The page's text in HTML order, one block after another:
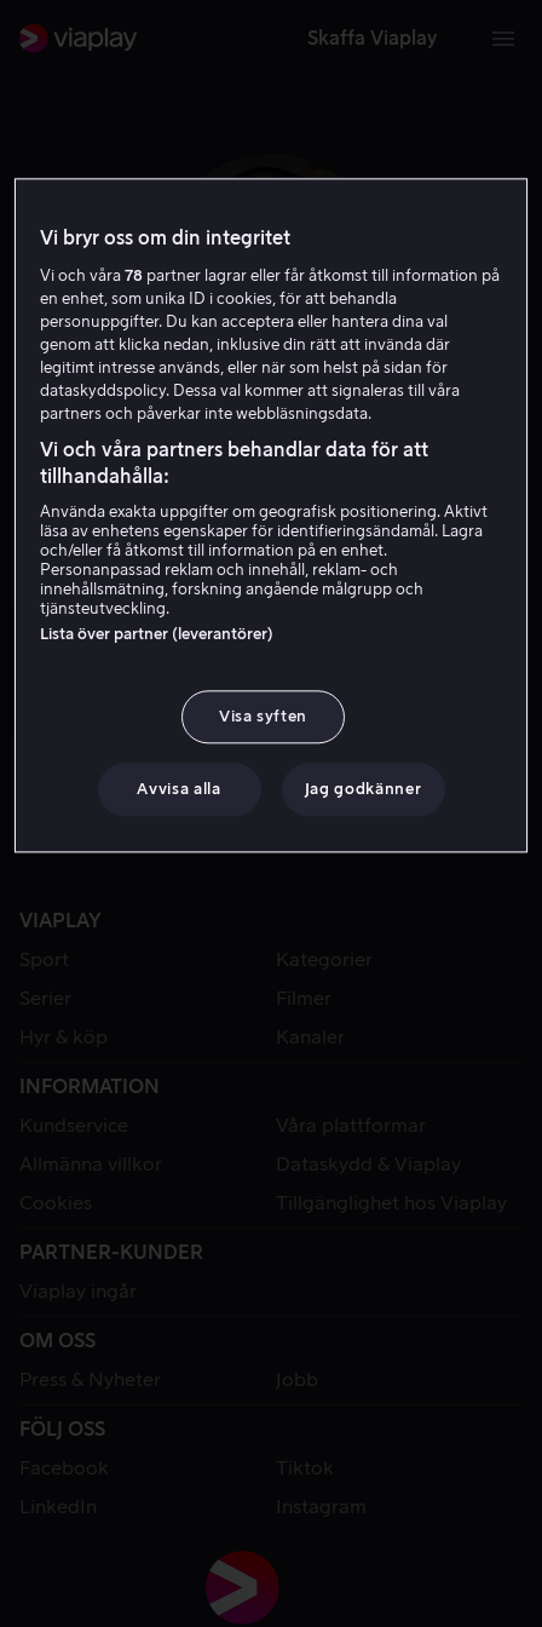
Skaffa Viaplay
Jascha Washington
VIAPLAY
Sport
Kategorier
Serier
Filmer
Hyr & köp
Kanaler
INFORMATION
Kundservice
Våra plattformar
Allmänna villkor
Dataskydd & Viaplay
Cookies
Tillgänglighet hos Viaplay
PARTNER-KUNDER
Viaplay ingår
OM OSS
Press & Nyheter
Jobb
FÖLJ OSS
Facebook
Tiktok
LinkedIn
Instagram
Vi bryr oss om din integritet
Vi och våra78 partner lagrar eller får åtkomst till information på
en enhet, som unika ID i cookies, för att behandla
personuppgifter. Du kan acceptera eller hantera dina val
genom att klicka nedan, inklusive din rätt att invända där
legitimt intresse används, eller när som helst på sidan för
dataskyddspolicy. Dessa val kommer att signaleras till våra
partners och påverkar inte webbläsningsdata.
Vi och våra partners behandlar data för att
tillhandahålla:
Använda exakta uppgifter om geografisk positionering. Aktivt
läsa av enhetens egenskaper för identifieringsändamål. Lagra
och/eller få åtkomst till information på en enhet.
Personanpassad reklam och innehåll, reklam- och
innehållsmätning, forskning angående målgrupp och
tjänsteutveckling.
Lista över partner (leverantörer)
Visa syften
Avvisa alla Jag godkänner